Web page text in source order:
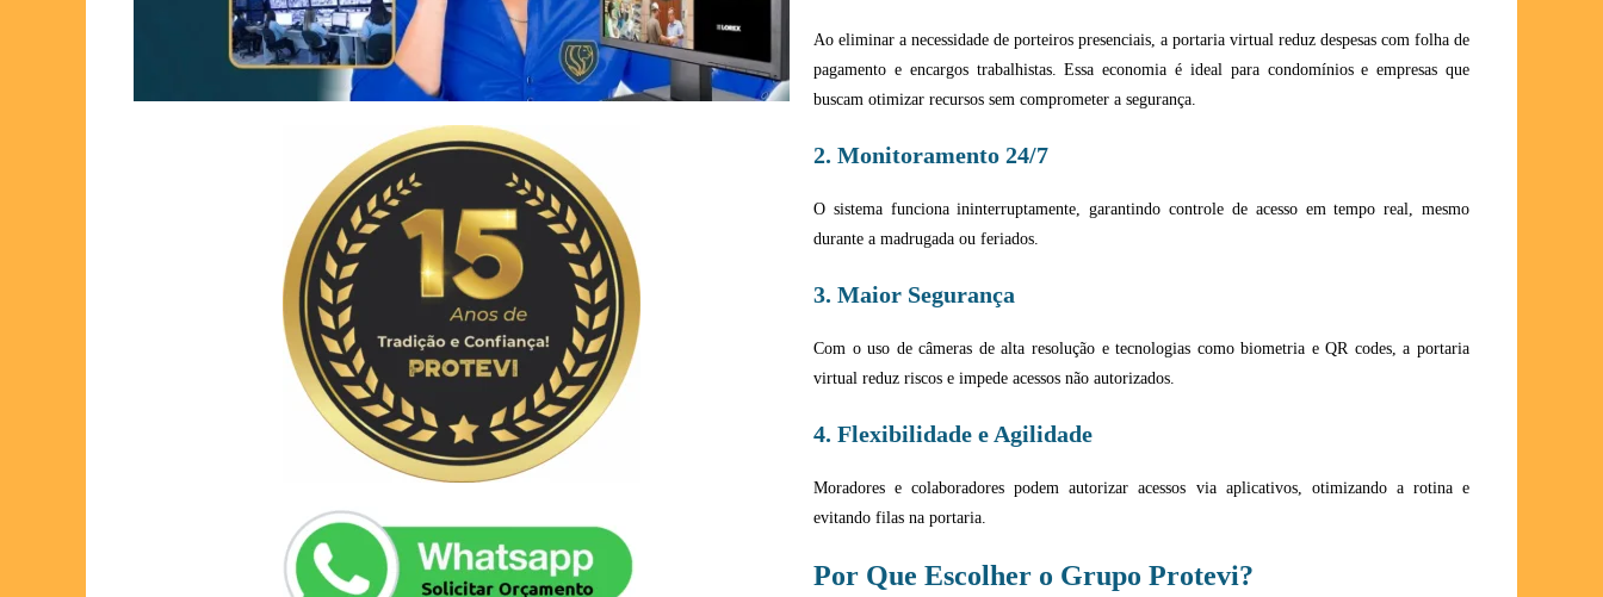
Ao eliminar a necessidade de porteiros presenciais, a portaria virtual reduz despesas com folha de
pagamento e encargos trabalhistas. Essa economia é ideal para condomínios e empresas que
buscam otimizar recursos sem comprometer a segurança.
2. Monitoramento 24/7
O sistema funciona ininterruptamente, garantindo controle de acesso em tempo real, mesmo
durante a madrugada ou feriados.
3. Maior Segurança
Com o uso de câmeras de alta resolução e tecnologias como biometria e QR codes, a portaria
virtual reduz riscos e impede acessos não autorizados.
4. Flexibilidade e Agilidade
Moradores e colaboradores podem autorizar acessos via aplicativos, otimizando a rotina e
evitando filas na portaria.
Por Que Escolher o Grupo Protevi?